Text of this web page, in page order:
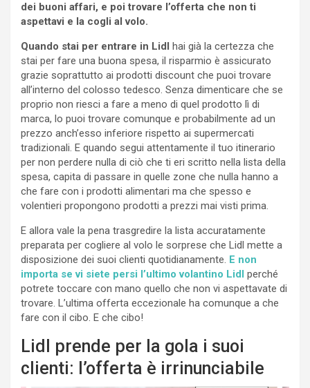
dei buoni affari, e poi trovare l’offerta che non ti
aspettavi e la cogli al volo.
Quando stai per entrare in Lidl
hai già la certezza che
stai per fare una buona spesa, il risparmio è assicurato
grazie soprattutto ai prodotti discount che puoi trovare
all’interno del colosso tedesco. Senza dimenticare che se
proprio non riesci a fare a meno di quel prodotto lì di
marca, lo puoi trovare comunque e probabilmente ad un
prezzo anch’esso inferiore rispetto ai supermercati
tradizionali. E quando segui attentamente il tuo itinerario
per non perdere nulla di ciò che ti eri scritto nella lista della
spesa, capita di passare in quelle zone che nulla hanno a
che fare con i prodotti alimentari ma che spesso e
volentieri propongono prodotti a prezzi mai visti prima.
E allora vale la pena trasgredire la lista accuratamente
preparata per cogliere al volo le sorprese che Lidl mette a
disposizione dei suoi clienti quotidianamente. E non
importa se vi siete persi l’ultimo volantino Lidl perché
potrete toccare con mano quello che non vi aspettavate di
trovare. L’ultima offerta eccezionale ha comunque a che
fare con il cibo. E che cibo!
Lidl prende per la gola i suoi
clienti: l’offerta è irrinunciabile